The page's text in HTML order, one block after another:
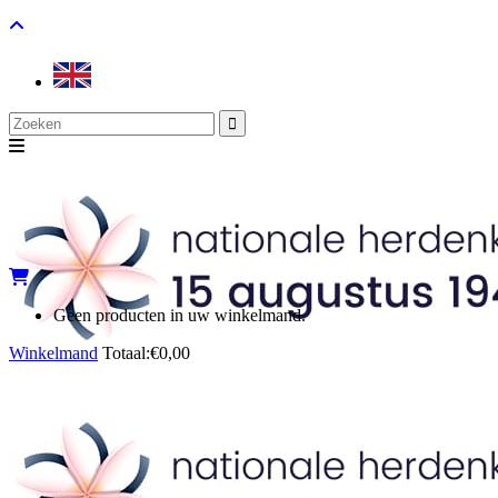
Search
for:
Geen producten in uw winkelmand.
Winkelmand Totaal:€0,00